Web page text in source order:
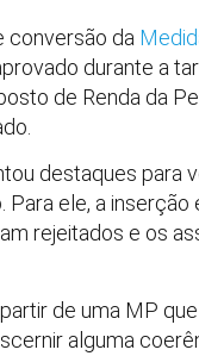
conversão da
durante a
de Renda da
destaques
ele, a
rejeitados e os
de uma MP
alguma